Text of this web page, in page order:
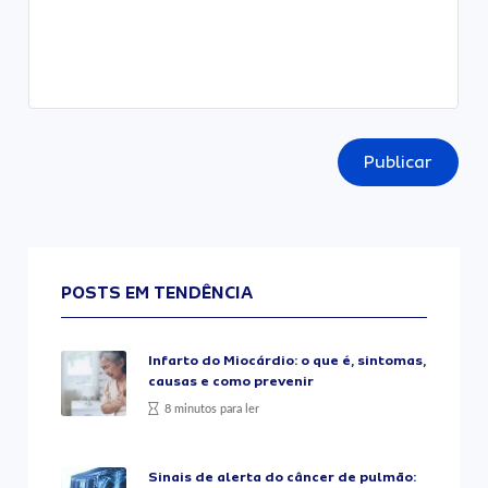
Publicar
POSTS EM TENDÊNCIA
Infarto do Miocárdio: o que é, sintomas,
causas e como prevenir
8 minutos para ler
Sinais de alerta do câncer de pulmão: